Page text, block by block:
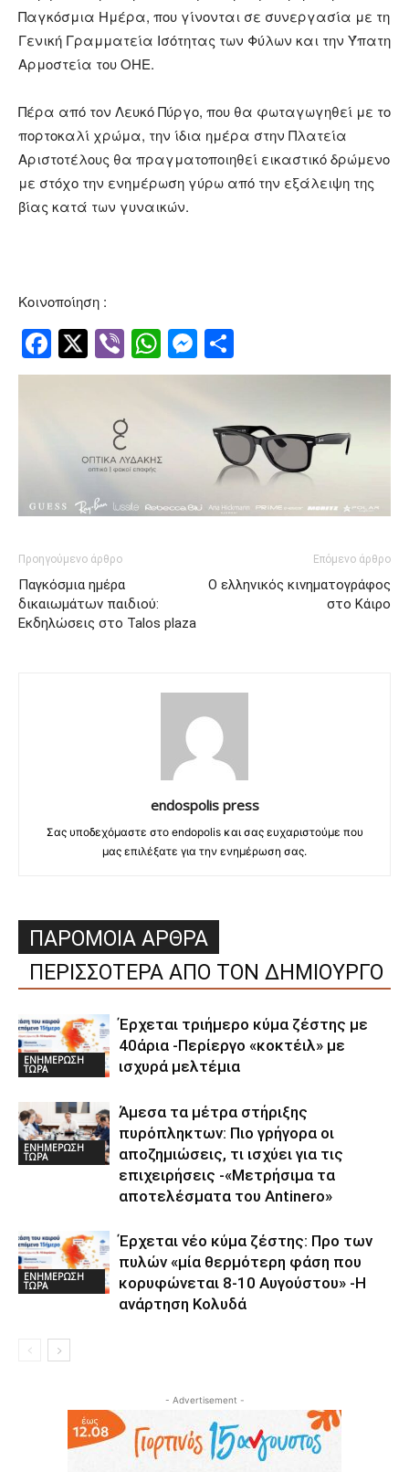
Παγκόσμια Ημέρα, που γίνονται σε συνεργασία με τη
Γενική Γραμματεία Ισότητας των Φύλων και την Ύπατη
Αρμοστεία του ΟΗΕ.
Πέρα από τον Λευκό Πύργο, που θα φωταγωγηθεί με το
πορτοκαλί χρώμα, την ίδια ημέρα στην Πλατεία
Αριστοτέλους θα πραγματοποιηθεί εικαστικό δρώμενο
με στόχο την ενημέρωση γύρω από την εξάλειψη της
βίας κατά των γυναικών.
Κοινοποίηση :
Facebook
Twitter
ViberWhatsApp
Messenger
Προηγούμενο άρθρο
Παγκόσμια ημέρα
δικαιωμάτων παιδιού:
Εκδηλώσεις στο Talos plaza
Επόμενο άρθρο
Ο ελληνικός κινηματογράφος
στο Κάιρο
endospolis press
Σας υποδεχόμαστε στο endopolis και σας ευχαριστούμε που
μας επιλέξατε για την ενημέρωση σας.
ΠΑΡΟΜΟΙΑ ΑΡΘΡΑ
ΠΕΡΙΣΣΟΤΕΡΑ ΑΠΟ ΤΟΝ ΔΗΜΙΟΥΡΓΟ
ΕΝΗΜΕΡΩΣΗ
ΤΩΡΑ
Έρχεται τριήμερο κύμα ζέστης με
40άρια -Περίεργο «κοκτέιλ» με
ισχυρά μελτέμια
ΕΝΗΜΕΡΩΣΗ
ΤΩΡΑ
Άμεσα τα μέτρα στήριξης
πυρόπληκτων: Πιο γρήγορα οι
αποζημιώσεις, τι ισχύει για τις
επιχειρήσεις -«Μετρήσιμα τα
αποτελέσματα του Αntinero»
ΕΝΗΜΕΡΩΣΗ
ΤΩΡΑ
Έρχεται νέο κύμα ζέστης: Προ των
πυλών «μία θερμότερη φάση που
κορυφώνεται 8-10 Αυγούστου» -Η
ανάρτηση Κολυδά
- Advertisement -